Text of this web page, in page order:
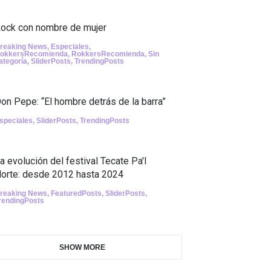
con nombre de mujer
News, Especiales,
, RokkersRecomienda, Sin
, SliderPosts, TrendingPosts
Pepe: “El hombre detrás de la barra”
, SliderPosts, TrendingPosts
evolución del festival Tecate Pa'l
desde 2012 hasta 2024
News, FeaturedPosts, SliderPosts,
SHOW MORE